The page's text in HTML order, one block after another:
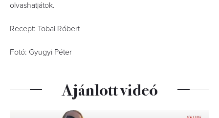
olvashatjátok.
Recept: Tobai Róbert
Fotó: Gyugyi Péter
Ajánlott videó